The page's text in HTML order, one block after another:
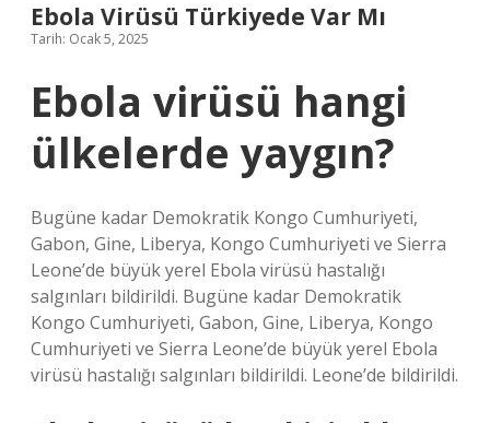
Ebola Virüsü Türkiyede Var Mı
Tarih: Ocak 5, 2025
Ebola virüsü hangi
ülkelerde yaygın?
Bugüne kadar Demokratik Kongo Cumhuriyeti,
Gabon, Gine, Liberya, Kongo Cumhuriyeti ve Sierra
Leone’de büyük yerel Ebola virüsü hastalığı
salgınları bildirildi. Bugüne kadar Demokratik
Kongo Cumhuriyeti, Gabon, Gine, Liberya, Kongo
Cumhuriyeti ve Sierra Leone’de büyük yerel Ebola
virüsü hastalığı salgınları bildirildi. Leone’de bildirildi.